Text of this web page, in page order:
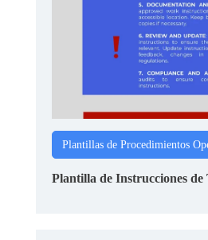
Plantilla de Instrucciones de